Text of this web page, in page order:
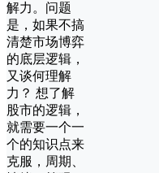
解力。问题
是，如果不搞
清楚市场博弈
的底层逻辑，
又谈何理解
力？ 想了解
股市的逻辑，
就需要一个一
个的知识点来
克服，周期、